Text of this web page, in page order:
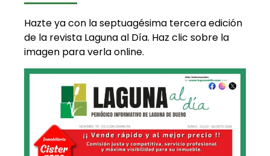
Hazte ya con la septuagésima tercera edición
de la revista Laguna al Día. Haz clic sobre la
imagen para verla online.